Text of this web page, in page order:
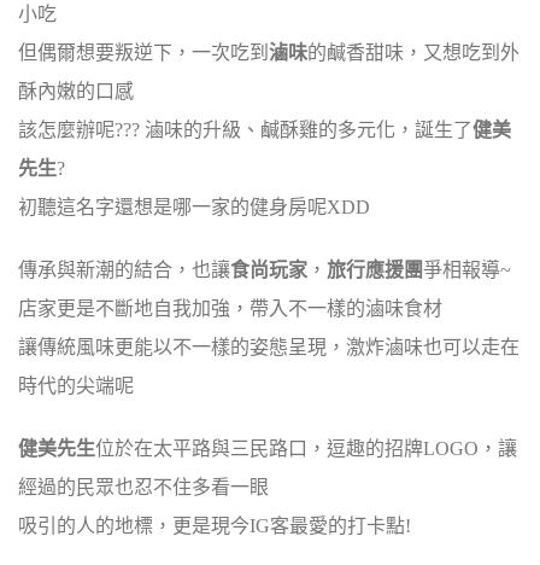
小吃
但偶爾想要叛逆下，一次吃到 滷味的鹹香甜味，又想吃到外
酥內嫩的口感
該怎麼辦呢??? 滷味的升級、鹹酥雞的多元化，誕生了健美
先生?
初聽這名字還想是哪一家的健身房呢XDD
傳承與新潮的結合，也讓食尚玩家 ， 旅行應援團爭相報導~
店家更是不斷地自我加強，帶入不一樣的滷味食材
讓傳統風味更能以不一樣的姿態呈現，激炸滷味也可以走在
時代的尖端呢
健美先生位於在太平路與三民路口，逗趣的招牌LOGO，讓
經過的民眾也忍不住多看一眼
吸引的人的地標，更是現今IG客最愛的打卡點!